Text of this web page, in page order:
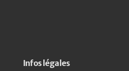
Infos légales